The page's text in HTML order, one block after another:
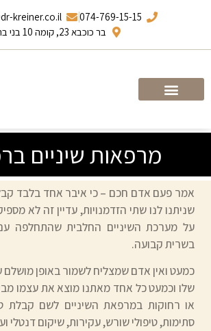
074-769-15-15
kreiner.co.il
בר כוכבא 23, קומה 10 בני ברק
מרפאות שיניים
אמר פעם אדם חכם – כי איבר אחד בלבד
שניתנו לנו שתי הזדמנויות, עדיין זה לא
על מערכת השיניים החלבית שהתחלפה
בשרית קבועה.
כמעט ואין אדם שמצליח לשמור באופן מושלם
שלו וכמעט כל אחד מאתנו מוצא את עצמו
או רחוקות במרפאת השיניים לשם קבלת
סתימות, טיפולי שורש, עקירות, שיקום דנטלי